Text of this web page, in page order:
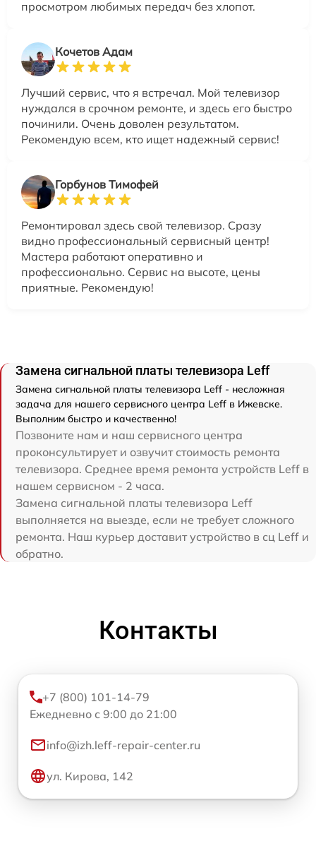
просмотром любимых передач без хлопот.
Кочетов Адам
Лучший сервис, что я встречал. Мой телевизор
нуждался в срочном ремонте, и здесь его быстро
починили. Очень доволен результатом.
Рекомендую всем, кто ищет надежный сервис!
Горбунов Тимофей
Ремонтировал здесь свой телевизор. Сразу
видно профессиональный сервисный центр!
Мастера работают оперативно и
профессионально. Сервис на высоте, цены
приятные. Рекомендую!
Замена сигнальной платы телевизора Leff
Замена сигнальной платы телевизора Leff - несложная
задача для нашего сервисного центра Leff в Ижевске.
Выполним быстро и качественно!
Позвоните нам и наш сервисного центра
проконсультирует и озвучит стоимость ремонта
телевизора. Среднее время ремонта устройств Leff в
нашем сервисном - 2 часа.
Замена сигнальной платы телевизора Leff
выполняется на выезде, если не требует сложного
ремонта. Наш курьер доставит устройство в сц Leff и
обратно.
Контакты
+7 (800) 101-14-79
Ежедневно с 9:00 до 21:00
info@izh.leff-repair-center.ru
ул. Кирова, 142